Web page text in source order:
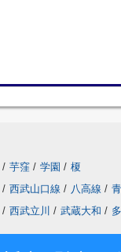
/ 芋窪 / 学園 / 榎
/ 西武山口線 / 八高線 /
/ 西武立川 / 武蔵大和 /